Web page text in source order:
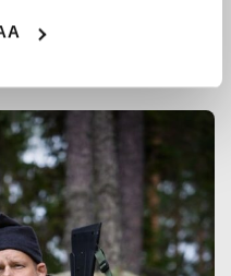
joiden kokemus inspiroi